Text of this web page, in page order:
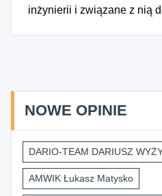
inżynierii i związane z nią
NOWE OPINIE
DARIO-TEAM DARIUSZ
AMWIK Łukasz Matysko